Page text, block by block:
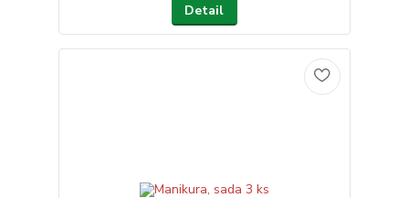
Detail